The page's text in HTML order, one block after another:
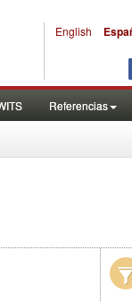
English
Referencias
(en miles de US$)